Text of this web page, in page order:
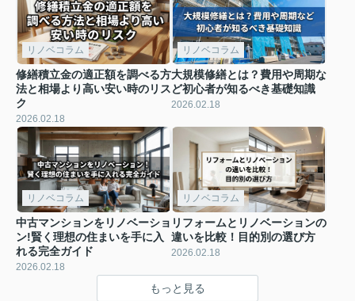
リノベコラム
修繕積立金の適正額を調べる方
法と相場より高い安い時のリス
ク
2026.02.18
リノベコラム
大規模修繕とは？費用や周期な
ど初心者が知るべき基礎知識
2026.02.18
リノベコラム
中古マンションをリノベーショ
ン!賢く理想の住まいを手に入
れる完全ガイド
2026.02.18
リノベコラム
リフォームとリノベーションの
違いを比較！目的別の選び方
2026.02.18
もっと見る